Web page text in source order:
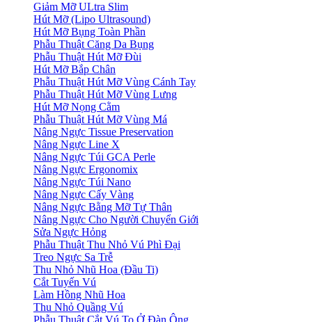
Giảm Mỡ ULtra Slim
Hút Mỡ (Lipo Ultrasound)
Hút Mỡ Bụng Toàn Phần
Phẫu Thuật Căng Da Bụng
Phẫu Thuật Hút Mỡ Đùi
Hút Mỡ Bắp Chân
Phẫu Thuật Hút Mỡ Vùng Cánh Tay
Phẫu Thuật Hút Mỡ Vùng Lưng
Hút Mỡ Nọng Cằm
Phẫu Thuật Hút Mỡ Vùng Má
Nâng Ngực Tissue Preservation
Nâng Ngực Line X
Nâng Ngực Túi GCA Perle
Nâng Ngực Ergonomix
Nâng Ngực Túi Nano
Nâng Ngực Cấy Vàng
Nâng Ngực Bằng Mỡ Tự Thân
Nâng Ngực Cho Người Chuyển Giới
Sửa Ngực Hỏng
Phẫu Thuật Thu Nhỏ Vú Phì Đại
Treo Ngực Sa Trễ
Thu Nhỏ Nhũ Hoa (Đầu Ti)
Cắt Tuyến Vú
Làm Hồng Nhũ Hoa
Thu Nhỏ Quầng Vú
Phẫu Thuật Cắt Vú To Ở Đàn Ông